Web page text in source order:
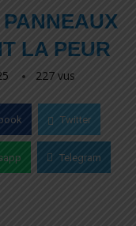
LA PEUR
227 vus
Twitter
Telegram